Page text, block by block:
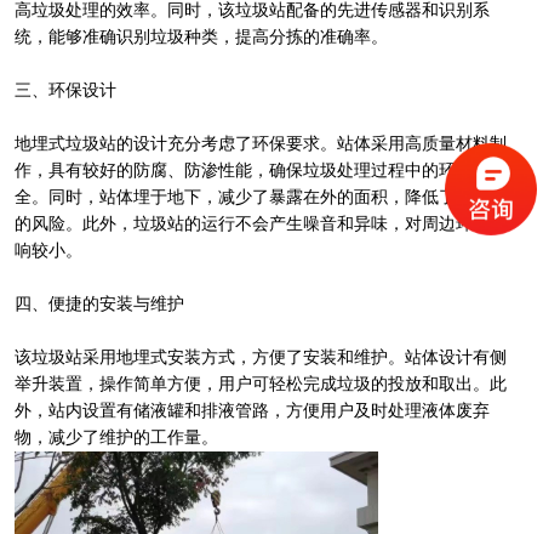
高垃圾处理的效率。同时，该垃圾站配备的先进传感器和识别系
统，能够准确识别垃圾种类，提高分拣的准确率。
三、环保设计
地埋式垃圾站的设计充分考虑了环保要求。站体采用高质量材料制
作，具有较好的防腐、防渗性能，确保垃圾处理过程中的环保安
全。同时，站体埋于地下，减少了暴露在外的面积，降低了被破坏
的风险。此外，垃圾站的运行不会产生噪音和异味，对周边环境影
响较小。
四、便捷的安装与维护
该垃圾站采用地埋式安装方式，方便了安装和维护。站体设计有侧
举升装置，操作简单方便，用户可轻松完成垃圾的投放和取出。此
外，站内设置有储液罐和排液管路，方便用户及时处理液体废弃
物，减少了维护的工作量。